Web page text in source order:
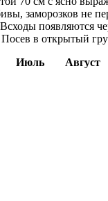
заморозков не
появляются
в открытый
Июль Август